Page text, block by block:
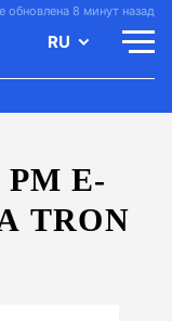
обновлена 8 минут назад
RU
E-
TRON